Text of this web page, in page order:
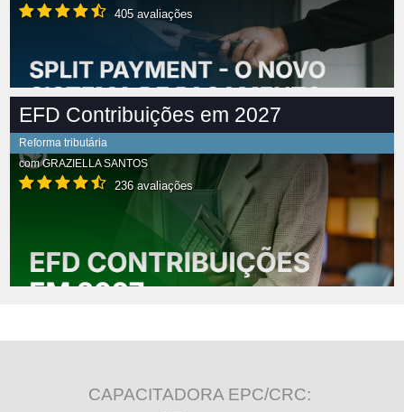
405 avaliações
EFD Contribuições em 2027
Reforma tributária
comGRAZIELLA SANTOS
236 avaliações
CAPACITADORA EPC/CRC: